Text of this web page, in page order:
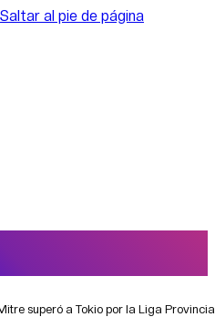
Saltar al pie de página
superó a Tokio por la Liga